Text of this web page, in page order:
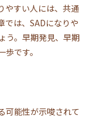
やすい人には、共通
では、SADになりや
う。早期発見、早期
です。
可能性が示唆されて